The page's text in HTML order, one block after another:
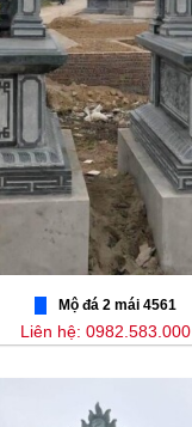
Mộ đá 2 mái 4561
Liên hệ: 0982.583.000